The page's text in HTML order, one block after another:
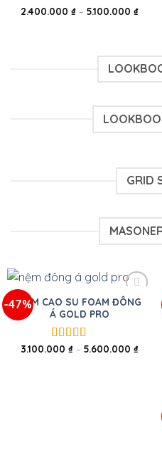
Được xếp
2.400.000 ₫ – 5.100.000 ₫
GRID
-47%NỆM CAO SU FOAM ĐÔNG
Á GOLD PRO
Được xếp
3.100.000 ₫ – 5.600.000 ₫